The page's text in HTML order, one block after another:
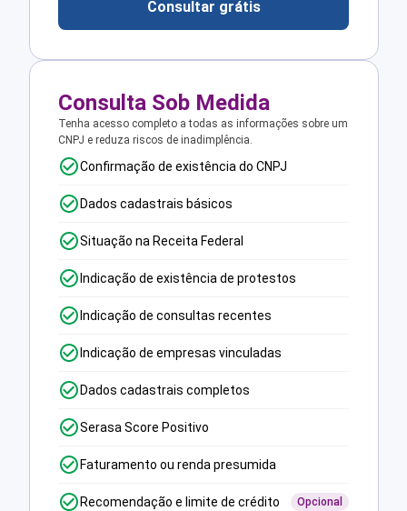
Consultar grátis
Consulta Sob Medida
Tenha acesso completo a todas as informações sobre um
CNPJ e reduza riscos de inadimplência.
Confirmação de existência do CNPJ
Dados cadastrais básicos
Situação na Receita Federal
Indicação de existência de protestos
Indicação de consultas recentes
Indicação de empresas vinculadas
Dados cadastrais completos
Serasa Score Positivo
Faturamento ou renda presumida
Recomendação e limite de crédito Opcional